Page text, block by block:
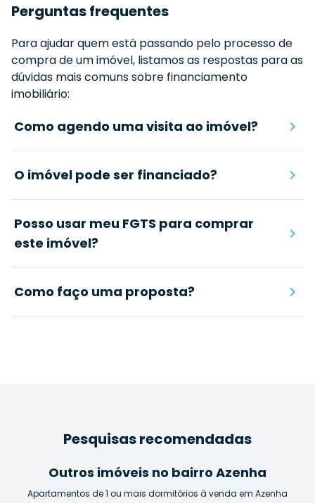
Perguntas frequentes
Para ajudar quem está passando pelo processo de
compra de um imóvel, listamos as respostas para as
dúvidas mais comuns sobre financiamento
imobiliário:
Como agendo uma visita ao imóvel?
O imóvel pode ser financiado?
Posso usar meu FGTS para comprar
este imóvel?
Como faço uma proposta?
Pesquisas recomendadas
Outros imóveis no bairro Azenha
Apartamentos de 1 ou mais dormitórios à venda em Azenha